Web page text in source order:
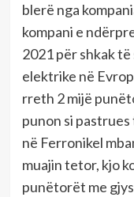
blerë nga
kompani e
2021 për shkak
elektrike në
rreth 2 mijë
punon si
në Ferronikel
muajin tetor, kjo
punëtorët me